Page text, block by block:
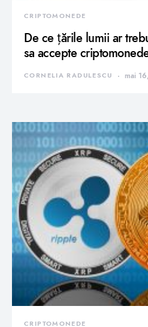
CRIPTOMONEDE
De ce țările lumii ar
sa accepte
CORNELIA RADULESCU mai
CRIPTOMONEDE